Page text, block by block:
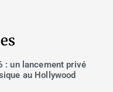
: un lancement privé
au Hollywood